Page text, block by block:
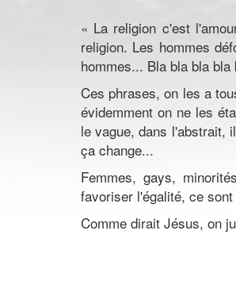
« La religion c'est
religion. Les hommes
hommes... Bla bla bla
Ces phrases, on les a
évidemment on ne les
le vague, dans l'abstrait,
ça change...
Femmes, gays,
favoriser l'égalité, ce
Comme dirait Jésus, on